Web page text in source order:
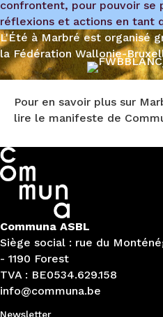
confrontent, pour pouvoir se
réflexions et actions en tant
L'Été à Marbré est organisé
la Fédération Wallonie-
Pour en savoir plus sur
lire le manifeste de
Communa ASBL
Siège social : rue du
- 1190 Forest
TVA : BE0534.629.158
info@communa.be
Newsletter